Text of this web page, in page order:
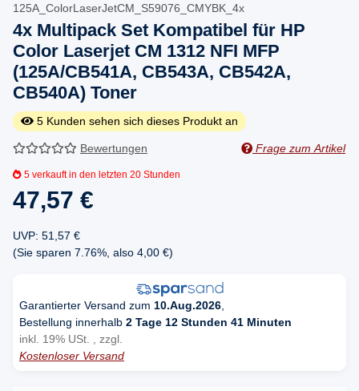
125A_ColorLaserJetCM_S59076_CMYBK_4x
4x Multipack Set Kompatibel für HP
Color Laserjet CM 1312 NFI MFP
(125A/CB541A, CB543A, CB542A,
CB540A) Toner
5 Kunden sehen sich dieses Produkt an
Bewertungen Frage zum Artikel
5 verkauft in den letzten 20 Stunden
47,57 €
UVP: 51,57 €
(Sie sparen 7.76% , also 4,00 €)
Garantierter Versand zum 10.Aug.2026
Bestellung innerhalb 2 Tage 12 Stunden 41 Minuten
inkl. 19% USt. , zzgl.
Kostenloser Versand